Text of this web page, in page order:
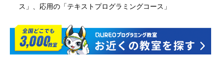
ス」、応用の「テキストプログラミングコース」